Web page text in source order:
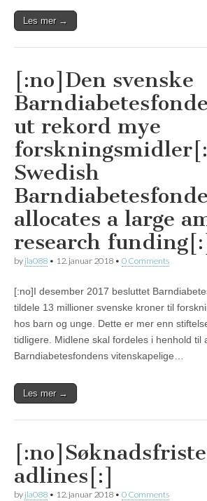
Les mer →
[:no]Den svenske
ut rekord mye
Swedish
allocates a large
research
by jla088 • 12. januar 2018 • 0 Comments
[:no]I desember 2017 besluttet
tildele 13 millioner svenske kroner til
hos barn og unge. Dette er mer enn
tidligere. Midlene skal fordeles i henhold til
Barndiabetesfondens vitenskapelige…
Les mer →
adlines[:]
by jla088 • 12. januar 2018 • 0 Comments